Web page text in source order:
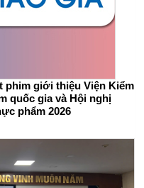
phim giới thiệu Viện Kiểm
phẩm 2026